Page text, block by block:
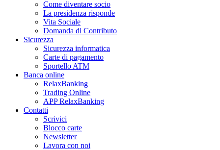
Come diventare socio
La presidenza risponde
Vita Sociale
Domanda di Contributo
Sicurezza
Sicurezza informatica
Carte di pagamento
Sportello ATM
Banca online
RelaxBanking
Trading Online
APP RelaxBanking
Contatti
Scrivici
Blocco carte
Newsletter
Lavora con noi